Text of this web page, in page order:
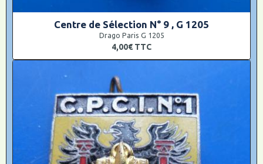
Centre de Sélection N° 9 , G 1205
Drago Paris G 1205
4,00€ TTC